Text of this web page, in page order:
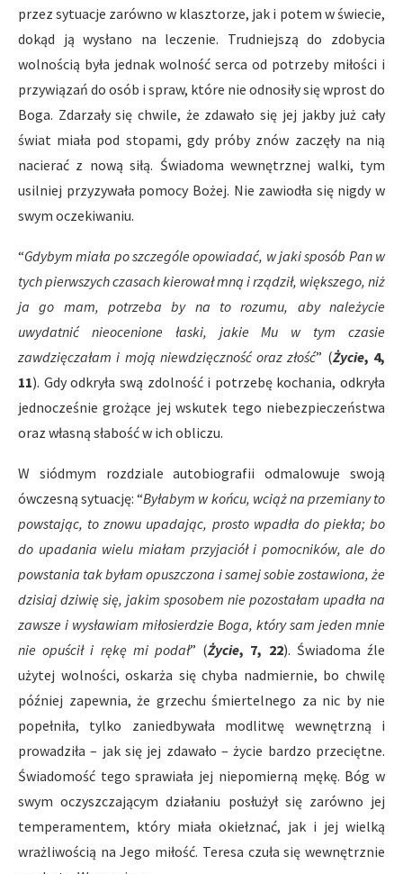
przez sytuacje zarówno w klasztorze, jak i potem w świecie,
dokąd ją wysłano na leczenie. Trudniejszą do zdobycia
wolnością była jednak wolność serca od potrzeby miłości i
przywiązań do osób i spraw, które nie odnosiły się wprost do
Boga. Zdarzały się chwile, że zdawało się jej jakby już cały
świat miała pod stopami, gdy próby znów zaczęły na nią
nacierać z nową siłą. Świadoma wewnętrznej walki, tym
usilniej przyzywała pomocy Bożej. Nie zawiodła się nigdy w
swym oczekiwaniu.
“Gdybym miała po szczególe opowiadać, w jaki sposób Pan w
tych pierwszych czasach kierował mną i rządził, większego, niż
ja go mam, potrzeba by na to rozumu, aby należycie
uwydatnić nieocenione łaski, jakie Mu w tym czasie
zawdzięczałam i moją niewdzięczność oraz złość” (Życie, 4,
11). Gdy odkryła swą zdolność i potrzebę kochania, odkryła
jednocześnie grożące jej wskutek tego niebezpieczeństwa
oraz własną słabość w ich obliczu.
W siódmym rozdziale autobiografii odmalowuje swoją
ówczesną sytuację: “Byłabym w końcu, wciąż na przemiany to
powstając, to znowu upadając, prosto wpadła do piekła; bo
do upadania wielu miałam przyjaciół i pomocników, ale do
powstania tak byłam opuszczona i samej sobie zostawiona, że
dzisiaj dziwię się, jakim sposobem nie pozostałam upadła na
zawsze i wysławiam miłosierdzie Boga, który sam jeden mnie
nie opuścił i rękę mi podał” (Życie, 7, 22). Świadoma źle
użytej wolności, oskarża się chyba nadmiernie, bo chwilę
później zapewnia, że grzechu śmiertelnego za nic by nie
popełniła, tylko zaniedbywała modlitwę wewnętrzną i
prowadziła – jak się jej zdawało – życie bardzo przeciętne.
Świadomość tego sprawiała jej niepomierną mękę. Bóg w
swym oczyszczającym działaniu posłużył się zarówno jej
temperamentem, który miała okiełznać, jak i jej wielką
wrażliwością na Jego miłość. Teresa czuła się wewnętrznie